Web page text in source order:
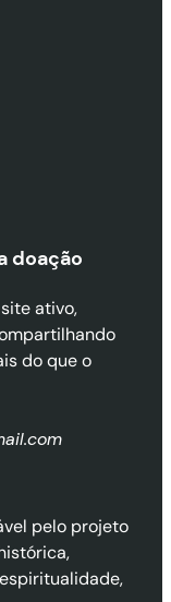
doação
ativo,
do que o
pelo projeto